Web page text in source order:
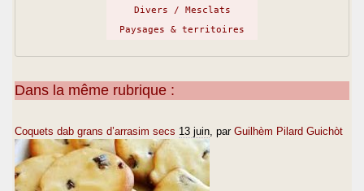
Divers / Mesclats
Paysages & territoires
Dans la même rubrique :
Coquets dab grans d’arrasim secs 13 juin , par Guilhèm Pilard Guichòt